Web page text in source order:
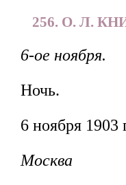
256. О. Л.
6-ое ноября.
Ночь.
6 ноября 1903
Москва